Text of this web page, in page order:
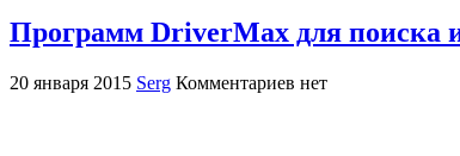
Программ DriverMax для поиска и
20 января 2015 Serg Комментариев нет